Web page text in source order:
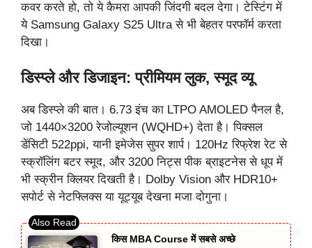
कवर करते हो, तो ये कैमरा आपकी जिंदगी बदल देगा। टेस्टिंग में
ये Samsung Galaxy S25 Ultra से भी बेहतर परफॉर्म करता
दिखा।
डिस्प्ले और डिजाइन: प्रीमियम लुक, स्मूद व्यू
अब डिस्प्ले की बात। 6.73 इंच का LTPO AMOLED पैनल है,
जो 1440×3200 रेजोल्यूशन (WQHD+) देता है। पिक्सल
डेंसिटी 522ppi, यानी इमेजेस सुपर शार्प। 120Hz रिफ्रेश रेट से
स्क्रॉलिंग बटर स्मूद, और 3200 निट्स पीक ब्राइटनेस से धूप में
भी स्क्रीन क्लियर दिखती है। Dolby Vision और HDR10+
सपोर्ट से नेटफ्लिक्स या यूट्यूब देखना मजा दोगुना।
किस MBA Course में सबसे अच्छे